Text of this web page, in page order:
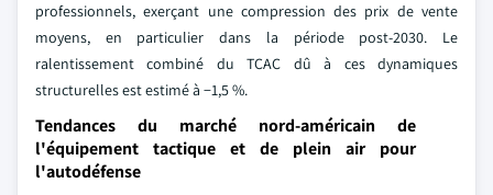
professionnels, exerçant une compression des prix de vente
moyens, en particulier dans la période post-2030. Le
ralentissement combiné du TCAC dû à ces dynamiques
structurelles est estimé à −1,5 %.
Tendances du marché nord-américain de
l'équipement tactique et de plein air pour
l'autodéfense